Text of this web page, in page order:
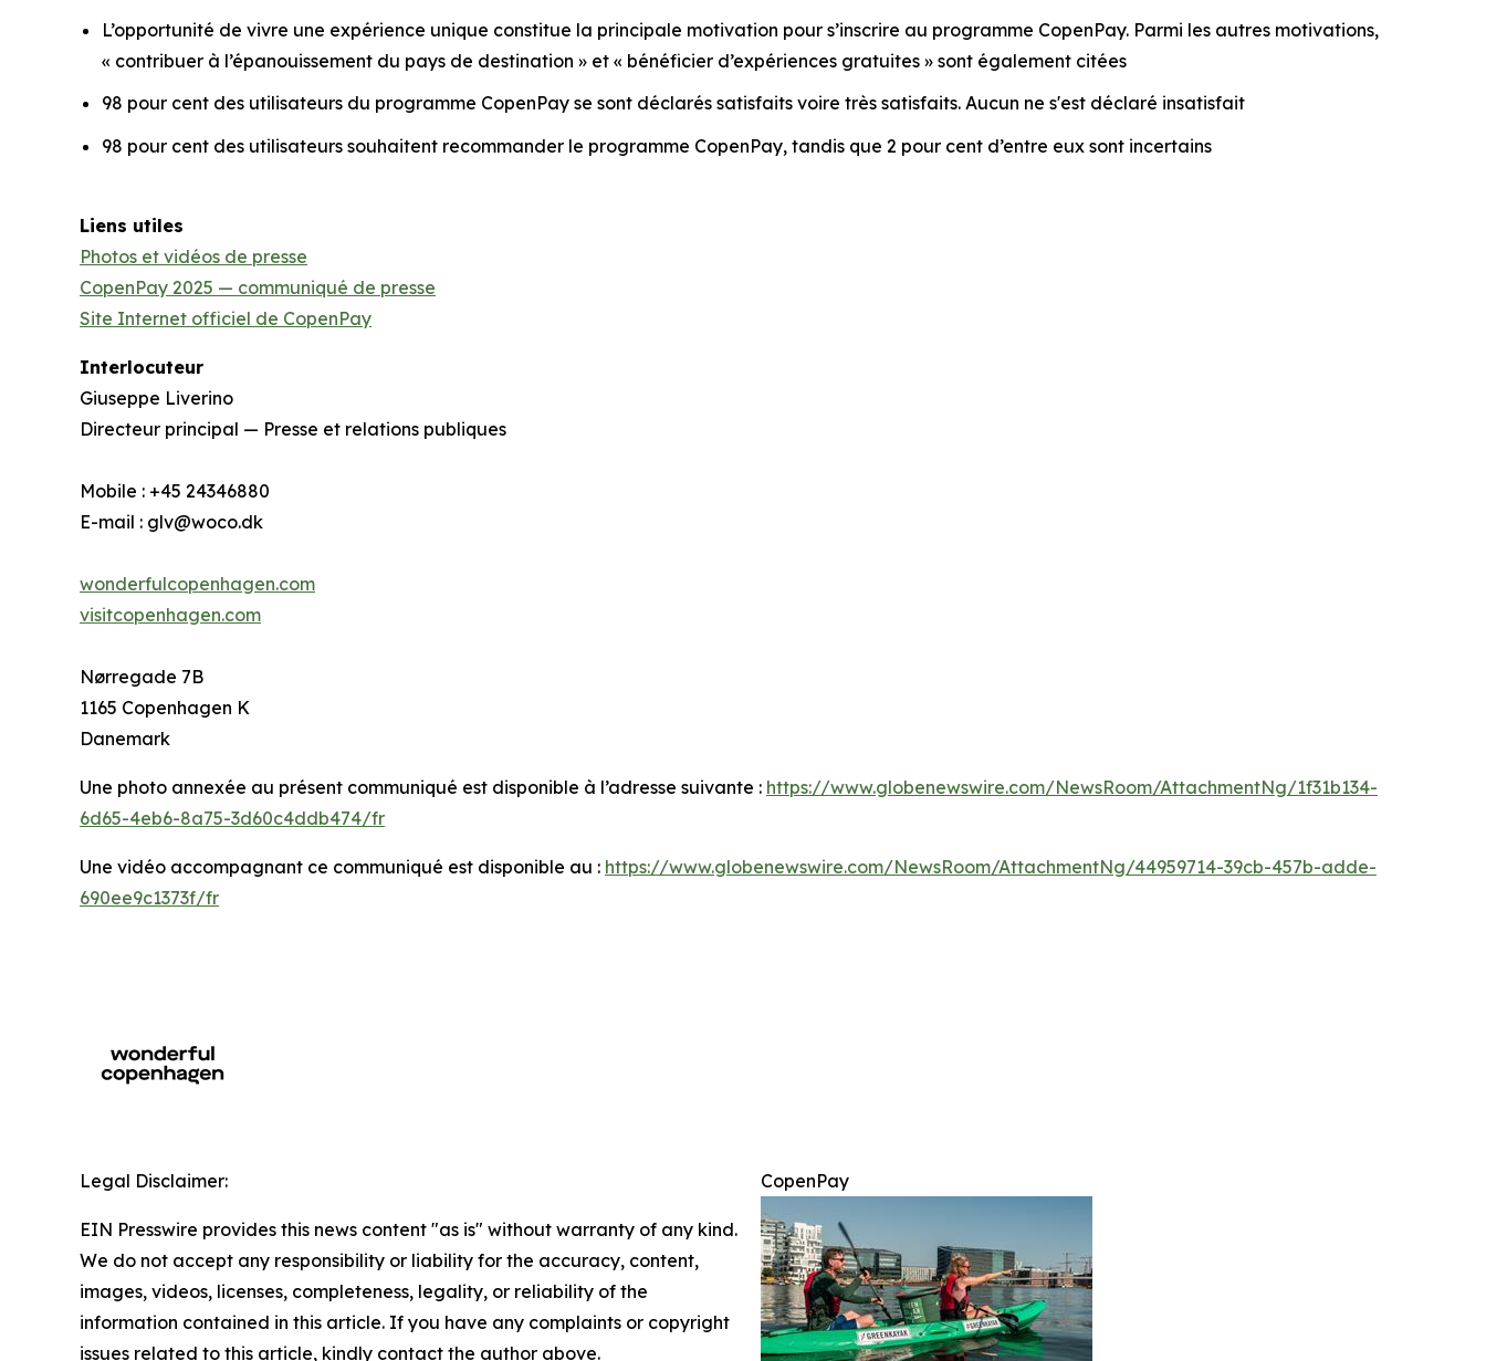
L’opportunité de vivre une expérience unique constitue la principale motivation pour s’inscrire au programme CopenPay. Parmi les autres motivations,
« contribuer à l’épanouissement du pays de destination » et « bénéficier d’expériences gratuites » sont également citées
98 pour cent des utilisateurs du programme CopenPay se sont déclarés satisfaits voire très satisfaits. Aucun ne s'est déclaré insatisfait
98 pour cent des utilisateurs souhaitent recommander le programme CopenPay, tandis que 2 pour cent d’entre eux sont incertains
Liens utiles
Photos et vidéos de presse
CopenPay 2025 — communiqué de presse
Site Internet officiel de CopenPay
Interlocuteur
Giuseppe Liverino
Directeur principal — Presse et relations publiques
Mobile : +45 24346880
E-mail : glv@woco.dk
wonderfulcopenhagen.com
visitcopenhagen.com
Nørregade 7B
1165 Copenhagen K
Danemark
Une photo annexée au présent communiqué est disponible à l’adresse suivante : https://www.globenewswire.com/NewsRoom/AttachmentNg/1f31b134-
6d65-4eb6-8a75-3d60c4ddb474/fr
Une vidéo accompagnant ce communiqué est disponible au : https://www.globenewswire.com/NewsRoom/AttachmentNg/44959714-39cb-457b-adde-
690ee9c1373f/fr
CopenPay
Legal Disclaimer:
EIN Presswire provides this news content "as is" without warranty of any kind.
We do not accept any responsibility or liability for the accuracy, content,
images, videos, licenses, completeness, legality, or reliability of the
information contained in this article. If you have any complaints or copyright
issues related to this article, kindly contact the author above.